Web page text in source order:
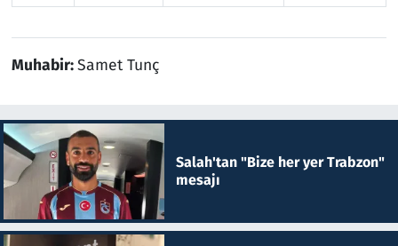
Muhabir:Samet Tunç
Salah'tan "Bize her yer Trabzon"
mesajı